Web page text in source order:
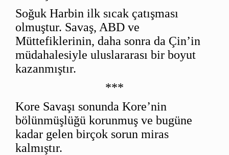
Soğuk Harbin ilk sıcak çatışması
olmuştur. Savaş, ABD ve
Müttefiklerinin, daha sonra da Çin’in
müdahalesiyle uluslararası bir boyut
kazanmıştır.
***
Kore Savaşı sonunda Kore’nin
bölünmüşlüğü korunmuş ve bugüne
kadar gelen birçok sorun miras
kalmıştır.